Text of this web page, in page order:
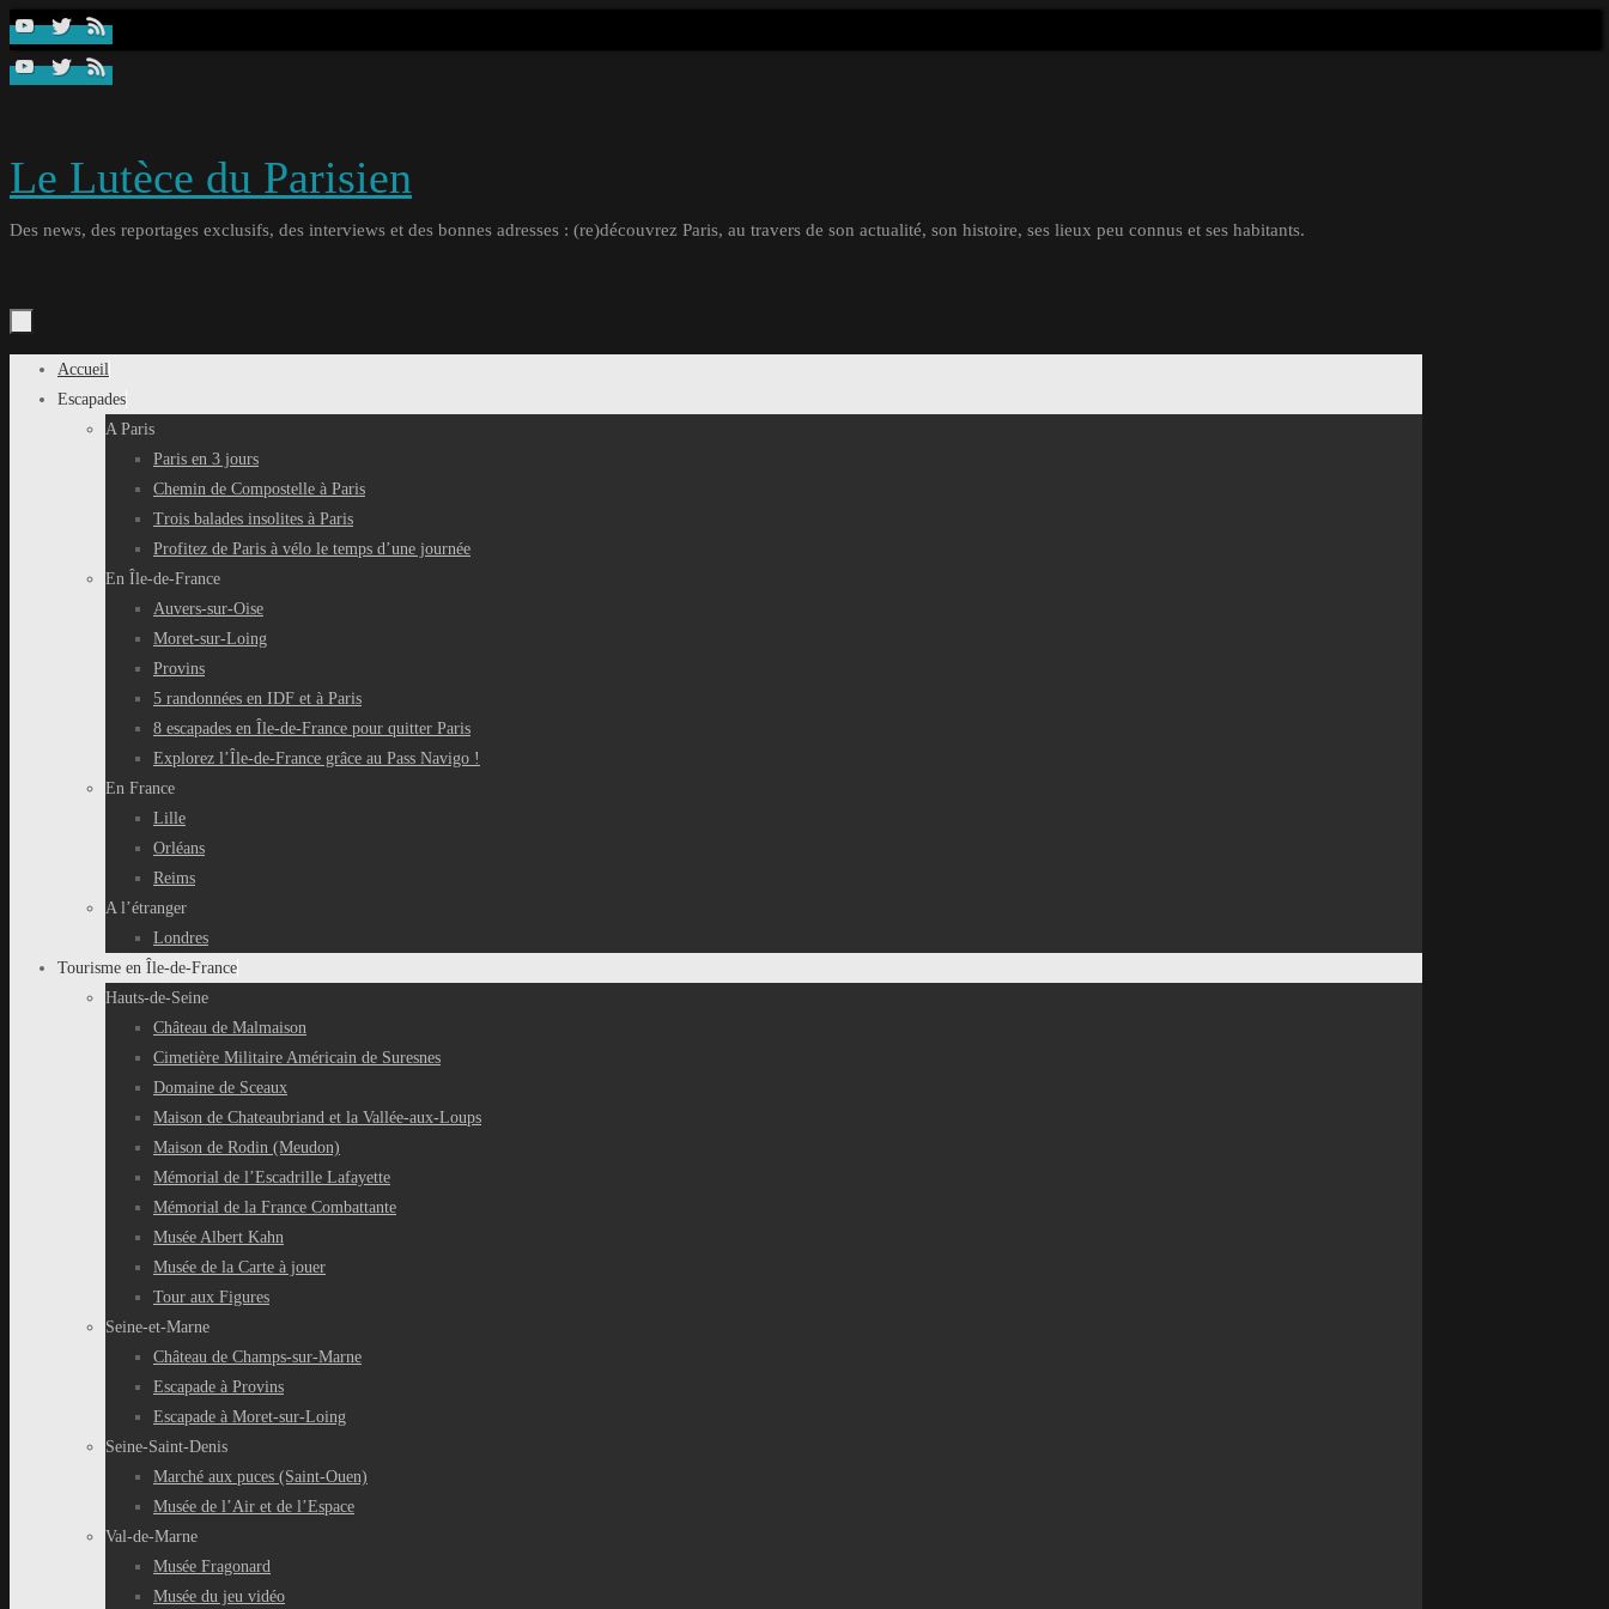
Passer
contenu
Le Lutèce du Parisien
Des news, des reportages exclusifs, des interviews et des bonnes adresses : (re)découvrez Paris, au travers de son actualité, son histoire, ses lieux peu connus et ses habitants.
Passer
Accueil
Escapades
A Paris
Paris en 3 jours
Chemin de Compostelle à Paris
Trois balades insolites à Paris
Profitez de Paris à vélo le temps d’une journée
En Île-de-France
Auvers-sur-Oise
Moret-sur-Loing
Provins
5 randonnées en IDF et à Paris
8 escapades en Île-de-France pour quitter Paris
Explorez l’Île-de-France grâce au Pass Navigo !
En France
Lille
Orléans
Reims
A l’étranger
Londres
Tourisme en Île-de-France
Hauts-de-Seine
Château de Malmaison
Cimetière Militaire Américain de Suresnes
Domaine de Sceaux
Maison de Chateaubriand et la Vallée-aux-Loups
Maison de Rodin (Meudon)
Mémorial de l’Escadrille Lafayette
Mémorial de la France Combattante
Musée Albert Kahn
Musée de la Carte à jouer
Tour aux Figures
Seine-et-Marne
Château de Champs-sur-Marne
Escapade à Provins
Escapade à Moret-sur-Loing
Seine-Saint-Denis
Marché aux puces (Saint-Ouen)
Musée de l’Air et de l’Espace
Val-de-Marne
Musée Fragonard
Musée du jeu vidéo